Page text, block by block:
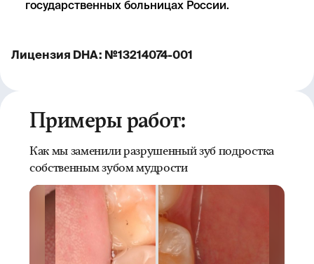
государственных больницах России.
Лицензия DHA: №13214074-001
Примеры работ:
Как мы заменили разрушенный зуб подростка
собственным зубом мудрости